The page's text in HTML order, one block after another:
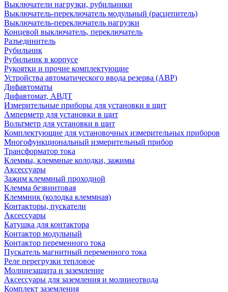
Выключатели нагрузки, рубильники
Выключатель-переключатель модульный (расцепитель)
Выключатель-переключатель нагрузки
Концевой выключатель, переключатель
Разъединитель
Рубильник
Рубильник в корпусе
Рукоятки и прочие комплектующие
Устройства автоматического ввода резерва (АВР)
Дифавтоматы
Дифавтомат, АВДТ
Измерительные приборы для установки в щит
Амперметр для установки в щит
Вольтметр для установки в щит
Комплектующие для установочных измерительных приборов
Многофункциональный измерительный прибор
Трансформатор тока
Клеммы, клеммные колодки, зажимы
Аксессуары
Зажим клеммный проходной
Клемма безвинтовая
Клеммник (колодка клеммная)
Контакторы, пускатели
Аксессуары
Катушка для контактора
Контактор модульный
Контактор переменного тока
Пускатель магнитный переменного тока
Реле перегрузки тепловое
Молниезащита и заземление
Аксессуары для заземления и молниеотвода
Комплект заземления